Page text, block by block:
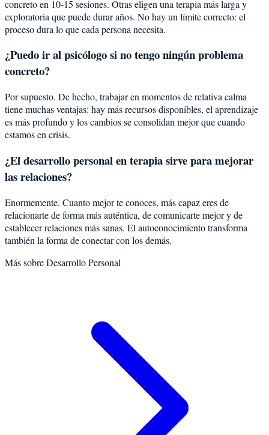
concreto en 10-15 sesiones. Otras eligen una terapia más larga y
exploratoria que puede durar años. No hay un límite correcto: el
proceso dura lo que cada persona necesita.
¿Puedo ir al psicólogo si no tengo ningún problema
concreto?
Por supuesto. De hecho, trabajar en momentos de relativa calma
tiene muchas ventajas: hay más recursos disponibles, el aprendizaje
es más profundo y los cambios se consolidan mejor que cuando
estamos en crisis.
¿El desarrollo personal en terapia sirve para mejorar
las relaciones?
Enormemente. Cuanto mejor te conoces, más capaz eres de
relacionarte de forma más auténtica, de comunicarte mejor y de
establecer relaciones más sanas. El autoconocimiento transforma
también la forma de conectar con los demás.
Más sobreDesarrollo Personal